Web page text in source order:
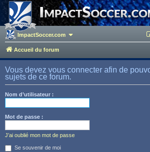
ImpactSoccer.com
Accueil du forum
Vous devez vous connecter afin de
sujets de ce forum.
Nom d’utilisateur :
Mot de passe :
J’ai oublié mon mot de passe
Se souvenir de moi